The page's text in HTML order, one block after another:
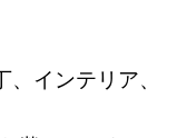
インテリア、